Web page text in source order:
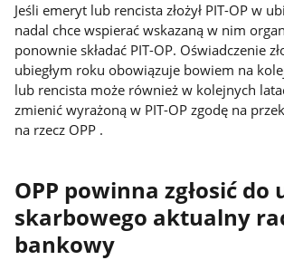
Jeśli emeryt lub rencista złożył PIT-OP w
nadal chce wspierać wskazaną w nim
ponownie składać PIT-OP. Oświadczenie
ubiegłym roku obowiązuje bowiem na
lub rencista może również w kolejnych
zmienić wyrażoną w PIT-OP zgodę na
na rzecz OPP .
OPP powinna zgłosić do
skarbowego aktualny
bankowy